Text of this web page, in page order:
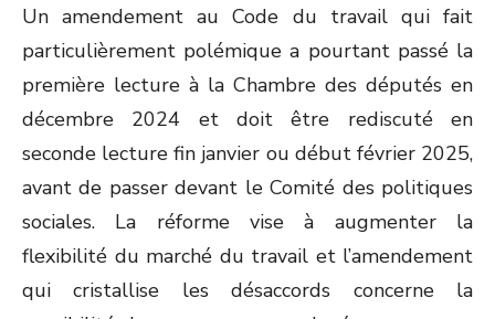
Un amendement au Code du travail qui fait
particulièrement polémique a pourtant passé la
première lecture à la Chambre des députés en
décembre 2024 et doit être rediscuté en
seconde lecture fin janvier ou début février 2025,
avant de passer devant le Comité des politiques
sociales. La réforme vise à augmenter la
flexibilité du marché du travail et l’amendement
qui cristallise les désaccords concerne la